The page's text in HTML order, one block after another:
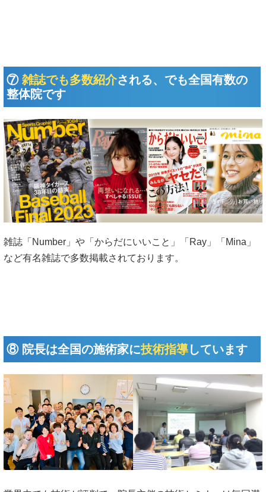
⑦ 雑誌でも多数紹介される、でも全国有数の
整体院です
雑誌「Number」や「からだにいいこと」「Ray」「Mina」
など有名雑誌で多数掲載されております。
⑧ 院長は全国の施術家に技術指導しています